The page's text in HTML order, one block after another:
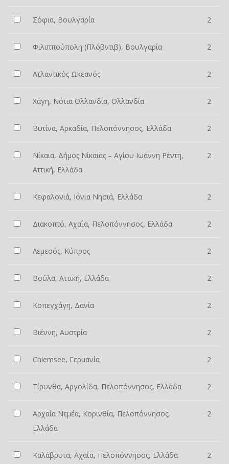
Σόφια, Βουλγαρία 2
Φιλιππούπολη (Πλόβντιβ), Βουλγαρία 2
Ατλαντικός Ωκεανός 2
Χάγη, Νότια Ολλανδία, Ολλανδία 2
Βυτίνα, Αρκαδία, Πελοπόννησος, Ελλάδα 2
Νίκαια, Δήμος Νίκαιας – Αγίου Ιωάννη Ρέντη,
Αττική, Ελλάδα
2
Κεφαλονιά, Ιόνια Νησιά, Ελλάδα 2
Διακοπτό, Αχαΐα, Πελοπόννησος, Ελλάδα 2
Λεμεσός, Κύπρος 2
Βούλα, Αττική, Ελλάδα 2
Κοπεγχάγη, Δανία 2
Βιέννη, Αυστρία 2
Chiemsee, Γερμανία 2
Τίρυνθα, Αργολίδα, Πελοπόννησος, Ελλάδα 2
Αρχαία Νεμέα, Κορινθία, Πελοπόννησος,
Ελλάδα
2
Καλάβρυτα, Αχαΐα, Πελοπόννησος, Ελλάδα 2